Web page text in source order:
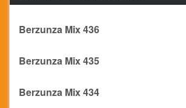
Berzunza Mix 436
Berzunza Mix 435
Berzunza Mix 434